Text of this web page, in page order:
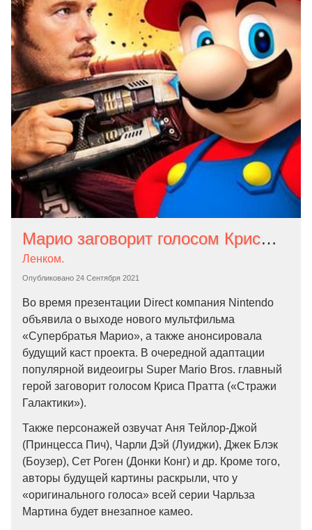
Марио заговорит голосом Криса Пратта в новой экранизации популярной игры
Опубликовано 24 Сентября 2021
Ленком.
Во время презентации Direct компания Nintendo
объявила о выходе нового мультфильма
«Супербратья Марио», а также анонсировала
будущий каст проекта. В очередной адаптации
популярной видеоигры Super Mario Bros. главный
герой заговорит голосом Криса Пратта («Стражи
Галактики»).
Также персонажей озвучат Аня Тейлор-Джой
(Принцесса Пич), Чарли Дэй (Луиджи), Джек Блэк
(Боузер), Сет Роген (Донки Конг) и др. Кроме того,
авторы будущей картины раскрыли, что у
«оригинального голоса» всей серии Чарльза
Мартина будет внезапное камео.